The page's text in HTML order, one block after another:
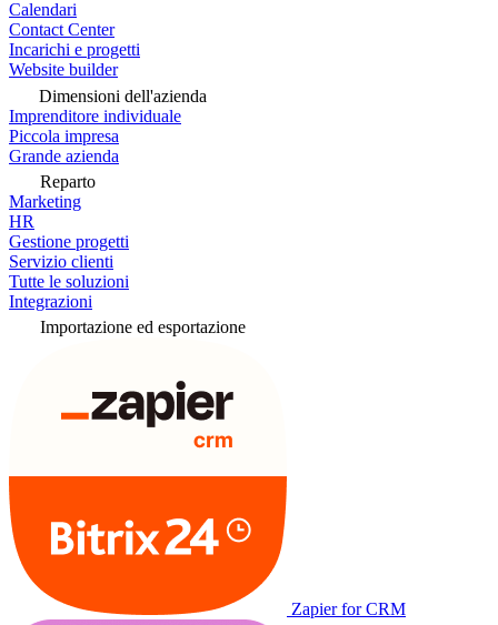
Calendari
Contact Center
Incarichi e progetti
Website builder
Dimensioni dell'azienda
Imprenditore individuale
Piccola impresa
Grande azienda
Reparto
Marketing
HR
Gestione progetti
Servizio clienti
Tutte le soluzioni
Integrazioni
Importazione ed esportazione
Zapier for CRM